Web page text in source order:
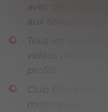
avec des
aux
Tous les
vidéos de
profils
Club Elite vous
montre aux